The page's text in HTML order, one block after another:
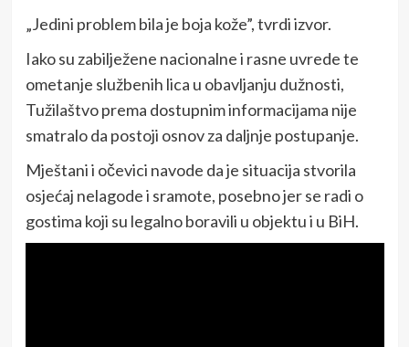
„Jedini problem bila je boja kože”, tvrdi izvor.
Iako su zabilježene nacionalne i rasne uvrede te
ometanje službenih lica u obavljanju dužnosti,
Tužilaštvo prema dostupnim informacijama nije
smatralo da postoji osnov za daljnje postupanje.
Mještani i očevici navode da je situacija stvorila
osjećaj nelagode i sramote, posebno jer se radi o
gostima koji su legalno boravili u objektu i u BiH.